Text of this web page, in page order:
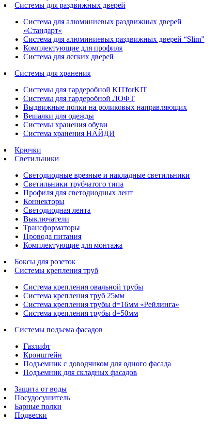
Системы для раздвижных дверей
Система для алюминиевых раздвижных дверей
«Стандарт»
Система для алюминиевых раздвижных дверей “Slim”
Комплектующие для профиля
Система для легких дверей
Системы для хранения
Системы для гардеробной KITforKIT
Системы для гардеробной ЛОФТ
Выдвижные полки на роликовых направляющих
Вешалки для одежды
Системы хранения обуви
Система хранения НАЙДИ
Крючки
Светильники
Светодиодные врезные и накладные светильники
Светильники трубчатого типа
Профиля для светодиодных лент
Коннекторы
Светодиодная лента
Выключатели
Трансформаторы
Провода питания
Комплектующие для монтажа
Боксы для розеток
Системы крепления труб
Система крепления овальной трубы
Система крепления труб 25мм
Система крепления трубы d=16мм «Рейлинга»
Система крепления трубы d=50мм
Системы подъема фасадов
Газлифт
Кронштейн
Подъемник с доводчиком для одного фасада
Подъемник для складных фасадов
Защита от воды
Посудосушитель
Барные полки
Подвески